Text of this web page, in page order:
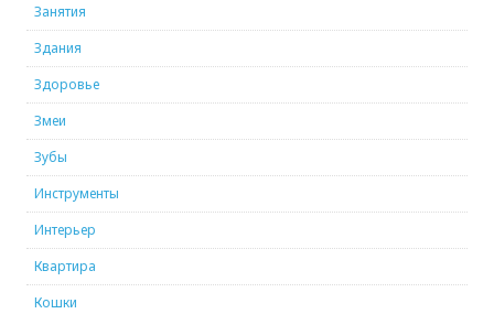
Занятия
Здания
Здоровье
Змеи
Зубы
Инструменты
Интерьер
Квартира
Кошки